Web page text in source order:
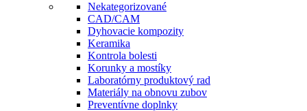
Nekategorizované
CAD/CAM
Dyhovacie kompozity
Keramika
Kontrola bolesti
Korunky a mostíky
Laboratórny produktový rad
Materiály na obnovu zubov
Preventívne doplnky